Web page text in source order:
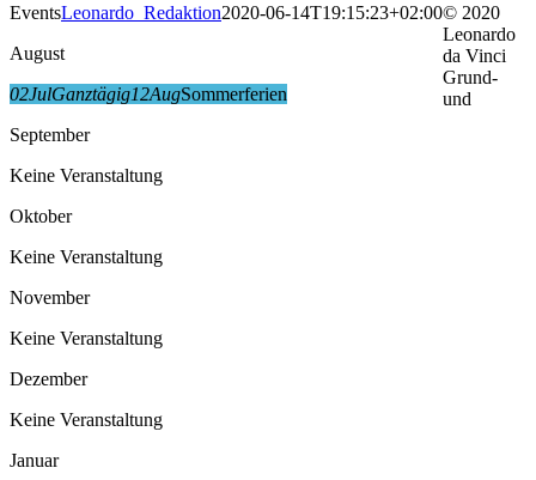
EventsLeonardo_Redaktion2020-06-14T19:15:23+02:00
August
02JulGanztägig12AugSommerferien
September
Keine Veranstaltung
Oktober
Keine Veranstaltung
November
Keine Veranstaltung
Dezember
Keine Veranstaltung
Januar
© 2020
Leonardo
da Vinci
Grund-
und